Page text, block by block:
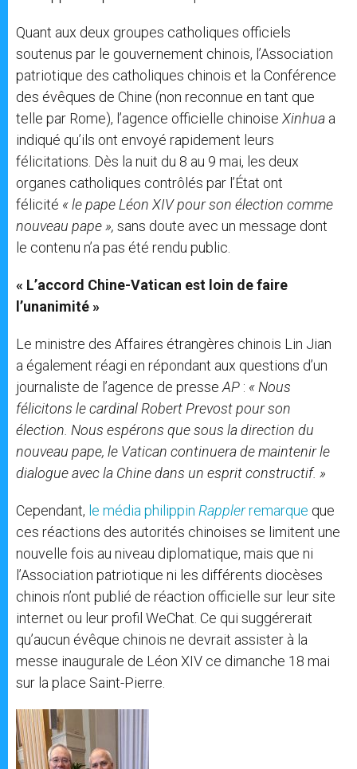
Quant aux deux groupes catholiques officiels
soutenus par le gouvernement chinois, l’Association
patriotique des catholiques chinois et la Conférence
des évêques de Chine (non reconnue en tant que
telle par Rome), l’agence officielle chinoise Xinhua a
indiqué qu’ils ont envoyé rapidement leurs
félicitations. Dès la nuit du 8 au 9 mai, les deux
organes catholiques contrôlés par l’État ont
félicité « le pape Léon XIV pour son élection comme
nouveau pape », sans doute avec un message dont
le contenu n’a pas été rendu public.
« L’accord Chine-Vatican est loin de faire
l’unanimité »
Le ministre des Affaires étrangères chinois Lin Jian
a également réagi en répondant aux questions d’un
journaliste de l’agence de presse AP : « Nous
félicitons le cardinal Robert Prevost pour son
élection. Nous espérons que sous la direction du
nouveau pape, le Vatican continuera de maintenir le
dialogue avec la Chine dans un esprit constructif. »
Cependant, le média philippin Rapplerremarque que
ces réactions des autorités chinoises se limitent une
nouvelle fois au niveau diplomatique, mais que ni
l’Association patriotique ni les différents diocèses
chinois n’ont publié de réaction officielle sur leur site
internet ou leur profil WeChat. Ce qui suggérerait
qu’aucun évêque chinois ne devrait assister à la
messe inaugurale de Léon XIV ce dimanche 18 mai
sur la place Saint-Pierre.